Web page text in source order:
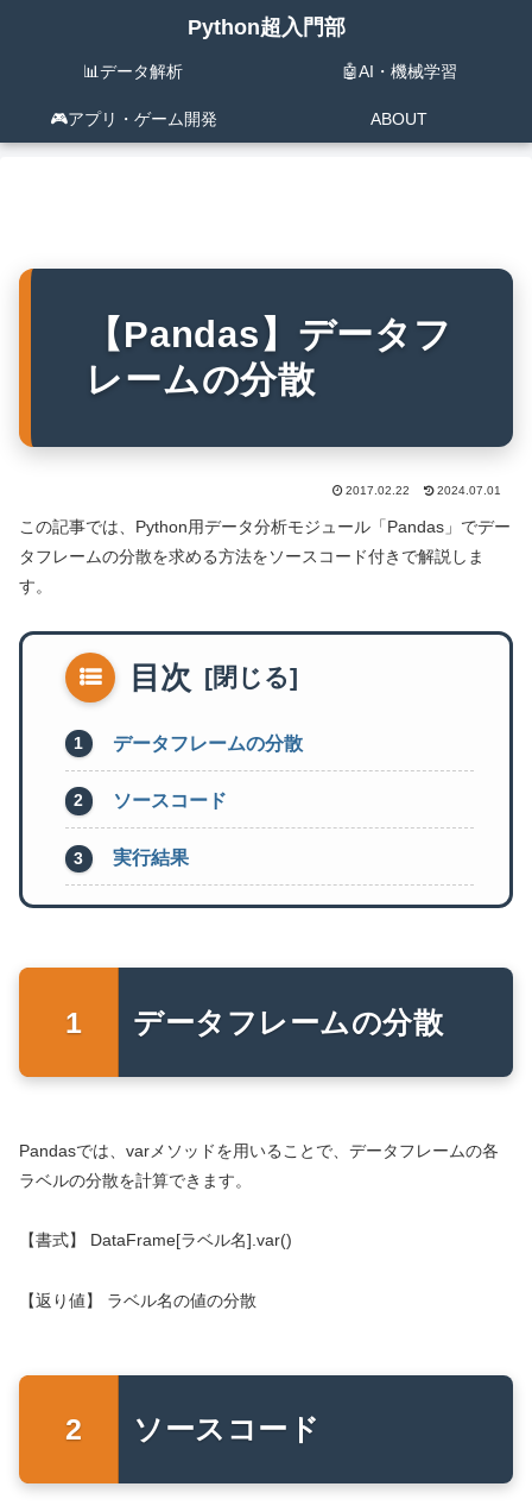
Python超入門部
📊データ解析 🤖AI・機械学習
🎮️アプリ・ゲーム開発 ABOUT
【Pandas】データフ
レームの分散
2017.02.22 2024.07.01
この記事では、Python用データ分析モジュール「Pandas」でデー
タフレームの分散を求める方法をソースコード付きで解説しま
す。
目次
データフレームの分散
ソースコード
実行結果
データフレームの分散
Pandasでは、varメソッドを用いることで、データフレームの各
ラベルの分散を計算できます。
【書式】 DataFrame[ラベル名].var()
【返り値】 ラベル名の値の分散
ソースコード